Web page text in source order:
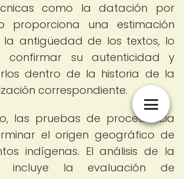
como la datación por
proporciona una estimación
antigüedad de los textos, lo
confirmar su autenticidad y
dentro de la historia de la
correspondiente.
las pruebas de procedencia
el origen geográfico de
indígenas. El análisis de la
incluye la evaluación de